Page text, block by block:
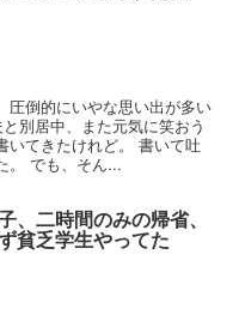
圧倒的にいやな思い出が多い
別居中、また元気に笑おう
いてきたけれど。 書いて吐
。 でも、そん...
、二時間のみの帰省、
貧乏学生やってた